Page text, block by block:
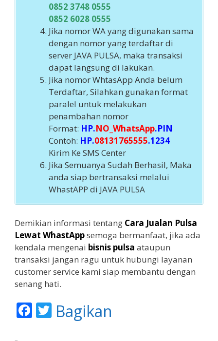
0852 3748 0555
0852 6028 0555
Jika nomor WA yang digunakan sama
dengan nomor yang terdaftar di
server JAVA PULSA, maka transaksi
dapat langsung di lakukan.
Jika nomor WhtasApp Anda belum
Terdaftar, Silahkan gunakan format
paralel untuk melakukan
penambahan nomor
Format: HP.NO_WhatsApp.PIN
Contoh: HP.08131765555.1234
Kirim Ke SMS Center
Jika Semuanya Sudah Berhasil, Maka
anda siap bertransaksi melalui
WhastAPP di JAVA PULSA
Demikian informasi tentang Cara Jualan Pulsa
Lewat WhastAppsemoga bermanfaat, jika ada
kendala mengenai bisnis pulsa ataupun
transaksi jangan ragu untuk hubungi layanan
customer service kami siap membantu dengan
senang hati.
F T
Bagikan